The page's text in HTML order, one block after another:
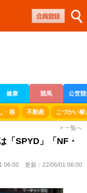
健康 競馬 公営
・税 不動産 こづかい稼
> 一覧へ
「SPYD」「NF・
06:00 更新： 22/06/01 06:00